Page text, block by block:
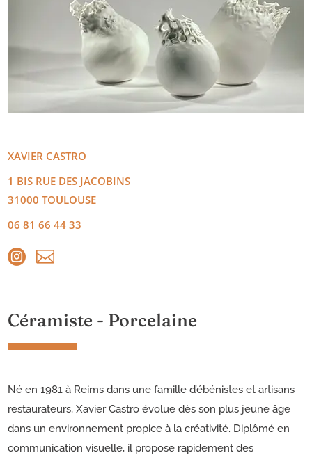
XAVIER CASTRO
1 BIS RUE DES JACOBINS
31000TOULOUSE
06 81 66 44 33
 
Céramiste - Porcelaine
Né en 1981 à Reims dans une famille d’ébénistes et artisans
restaurateurs, Xavier Castro évolue dès son plus jeune âge
dans un environnement propice à la créativité. Diplômé en
communication visuelle, il propose rapidement des